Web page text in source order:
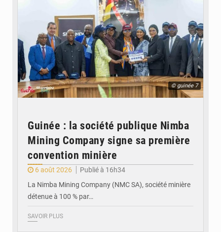
© guinée 7
Guinée : la société publique Nimba
Mining Company signe sa première
convention minière
6 août 2026
Publié à 16h34
La Nimba Mining Company (NMC SA), société minière
détenue à 100 % par…
SAVOIR PLUS